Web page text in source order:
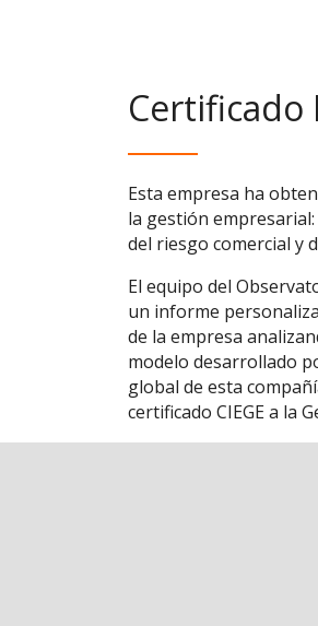
Certificado
Esta empresa ha
la gestión
del riesgo comercial y
El equipo del
un informe
de la empresa
modelo desarrollado
global de esta
certificado CIEGE a la